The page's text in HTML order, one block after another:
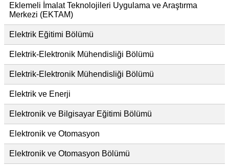
Eklemeli İmalat Teknolojileri Uygulama ve Araştırma
Merkezi (EKTAM)
Elektrik Eğitimi Bölümü
Elektrik-Elektronik Mühendisliği Bölümü
Elektrik-Elektronik Mühendisliği Bölümü
Elektrik ve Enerji
Elektronik ve Bilgisayar Eğitimi Bölümü
Elektronik ve Otomasyon
Elektronik ve Otomasyon Bölümü